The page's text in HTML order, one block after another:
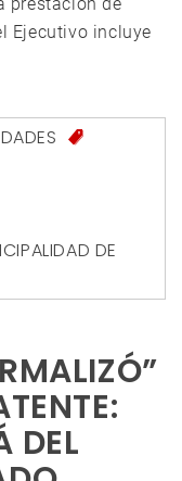
Ejecutivo incluye
DE
DEL